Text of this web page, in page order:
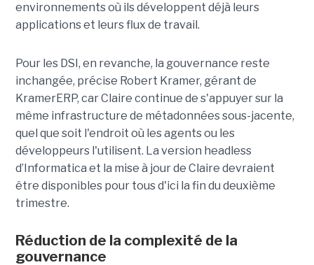
environnements où ils développent déjà leurs
applications et leurs flux de travail.
Pour les DSI, en revanche, la gouvernance reste
inchangée, précise Robert Kramer, gérant de
KramerERP, car Claire continue de s'appuyer sur la
même infrastructure de métadonnées sous-jacente,
quel que soit l'endroit où les agents ou les
développeurs l'utilisent. La version headless
d’Informatica et la mise à jour de Claire devraient
être disponibles pour tous d'ici la fin du deuxième
trimestre.
Réduction de la complexité de la
gouvernance